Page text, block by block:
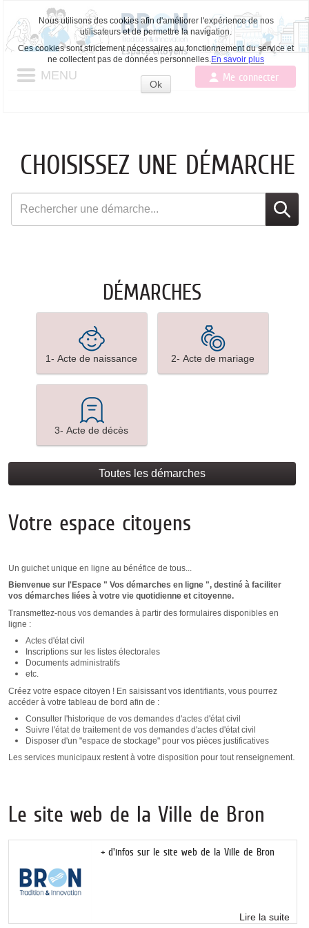
Nous utilisons des cookies afin d'améliorer l'expérience de nos
utilisateurs et de permettre la navigation.
Ces cookies sont strictement nécessaires au fonctionnement du service et
ne collectent pas de données personnelles.En savoir plus
Ok
Accepter
MENU Me connecter
CHOISISSEZ UNE DÉMARCHE
Rechercher
une
DÉMARCHES
1-
Acte
1- Acte de naissance
2-
Acte
2- Acte de mariage
3-
Acte
3- Acte de décès
Toutes les démarches
Votre espace citoyens
Un guichet unique en ligne au bénéfice de tous...
Bienvenue sur l'Espace " Vos démarches en ligne ", destiné à faciliter
vos démarches liées à votre vie quotidienne et citoyenne.
Transmettez-nous vos demandes à partir des formulaires disponibles en
ligne :
Actes d'état civil
Inscriptions sur les listes électorales
Documents administratifs
etc.
Créez votre espace citoyen ! En saisissant vos identifiants, vous pourrez
accéder à votre tableau de bord afin de :
Consulter l'historique de vos demandes d'actes d'état civil
Suivre l'état de traitement de vos demandes d'actes d'état civil
Disposer d'un "espace de stockage" pour vos pièces justificatives
Les services municipaux restent à votre disposition pour tout renseignement.
Le site web de la Ville de Bron
+ d'infos sur le site web de la Ville de Bron
Lire la suite